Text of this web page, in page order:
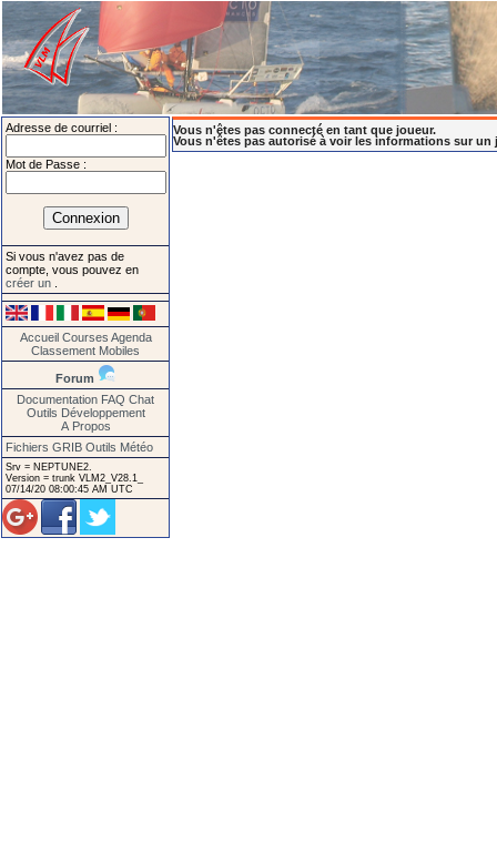
Adresse de courriel :
Mot de Passe :
Si vous n'avez pas de
compte, vous pouvez en
créer un
Accueil Courses Agenda
Classement Mobiles
Forum
Documentation FAQ Chat
Outils Développement
A Propos
Fichiers GRIB Outils Météo
Srv = NEPTUNE2.
Version = trunk VLM2_V28.1_
07/14/20 08:00:45 AM UTC
Vous n'êtes pas connecté en tant que joueur.
Vous n'êtes pas autorisé à voir les informations sur un